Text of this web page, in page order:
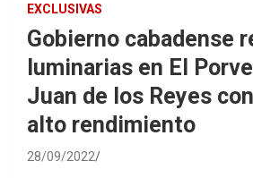
EXCLUSIVAS
Gobierno cabadense
luminarias en El
Juan de los Reyes
alto rendimiento
28/09/2022